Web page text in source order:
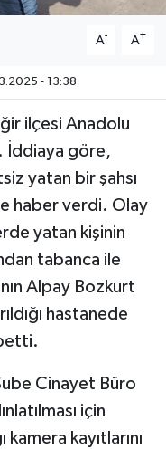
A- A+
- 13:38
ilçesi Anadolu
İddiaya göre,
yatan bir şahsı
haber verdi. Olay
yatan kişinin
tabanca ile
Alpay Bozkurt
hastanede
Cinayet Büro
için
kayıtlarını